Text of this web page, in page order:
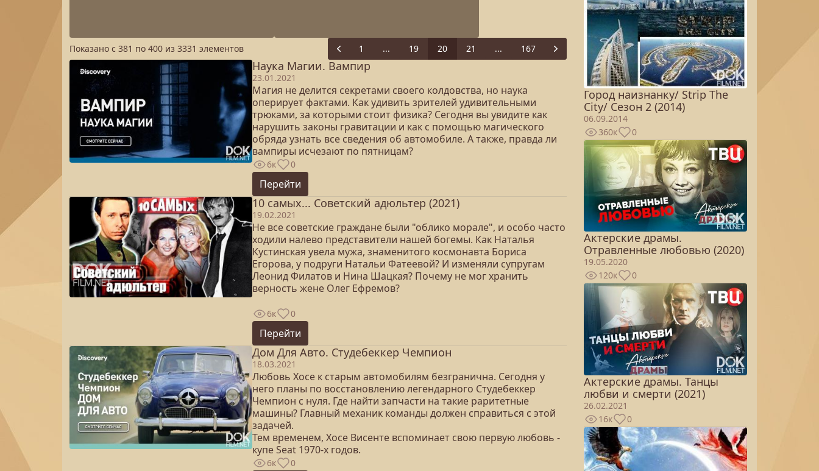
Показано с 381 по 400 из 3331 элементов Previous
1 ... 19 20 21 ... 167 Next
Наука Магии. Вампир
23.01.2021
Магия не делится секретами своего колдовства, но наука
оперирует фактами. Как удивить зрителей удивительными
трюками, за которыми стоит физика? Сегодня вы увидите как
нарушить законы гравитации и как с помощью магического
обряда узнать все сведения об автомобиле. А также, правда ли
вампиры исчезают по пятницам?
6к 0
Перейти
10 самых... Советский адюльтер (2021)
19.02.2021
Не все советские граждане были "облико морале", и особо часто
ходили налево представители нашей богемы. Как Наталья
Кустинская увела мужа, знаменитого космонавта Бориса
Егорова, у подруги Натальи Фатеевой? И изменяли супругам
Леонид Филатов и Нина Шацкая? Почему не мог хранить
верность жене Олег Ефремов?
6к 0
Перейти
Дом Для Авто. Студебеккер Чемпион
18.03.2021
Любовь Хосе к старым автомобилям безгранична. Сегодня у
него планы по восстановлению легендарного Студебеккер
Чемпион с нуля. Где найти запчасти на такие раритетные
машины? Главный механик команды должен справиться с этой
задачей.
Тем временем, Хосе Висенте вспоминает свою первую любовь -
купе Seat 1970-х годов.
6к 0
Город наизнанку/ Strip The
City/ Сезон 2 (2014)
06.09.2014
360к
0
Актерские драмы.
Отравленные любовью (2020)
19.05.2020
120к
0
Актерские драмы. Танцы
любви и смерти (2021)
26.02.2021
16к
0